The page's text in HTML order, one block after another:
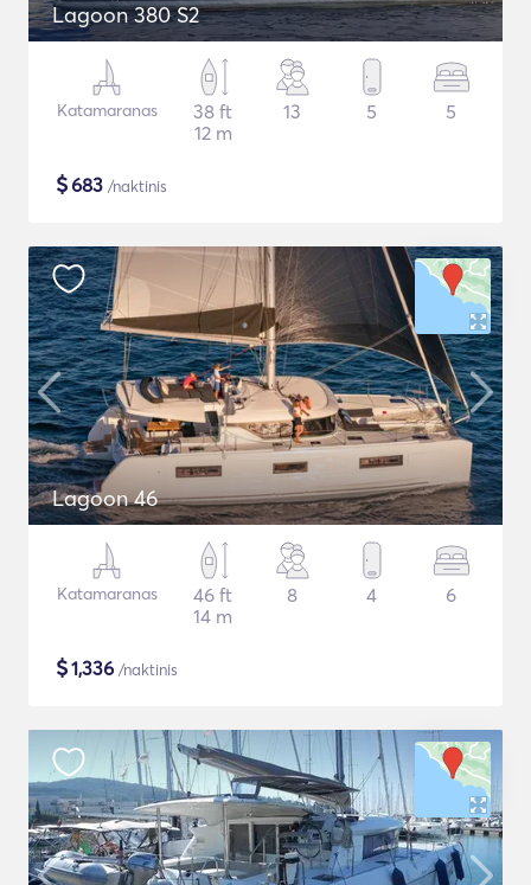
Lagoon 380 S2
Katamaranas
38 ft
12 m
13 5 5
$683 /naktinis
Lagoon 46
Katamaranas
46 ft
14 m
8 4 6
$1,336 /naktinis